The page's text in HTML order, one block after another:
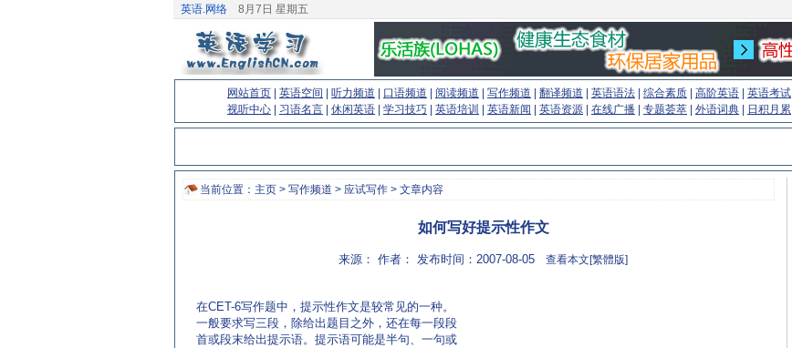
英语.网络 8月7日 星期五
网站首页 英语空间 听力频道 口语频道 阅读频道 写作频道 翻译频道 英语语法 综合素质 高阶英语 英语考试
视听中心
习语名言 休闲英语 学习技巧 英语培训 英语新闻 英语资源 在线广播 专题荟萃 外语词典 日积月累
当前位置： 主页 > 写作频道 > 应试写作 > 文章内容
如何写好提示性作文
来源： 作者： 发布时间：2007-08-05 查看本文[繁體版]
在CET-6写作题中，提示性作文是较常见的一种。
一般要求写三段，除给出题目之外，还在每一段段
首或段末给出提示语。提示语可能是半句、一句或